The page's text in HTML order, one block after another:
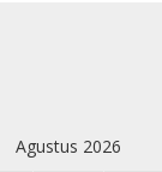
Agustus 2026